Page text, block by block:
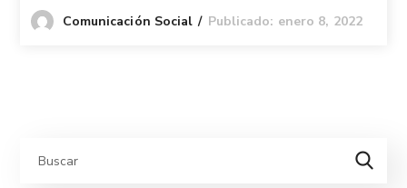
Comunicación Social Publicado: enero 8, 2022